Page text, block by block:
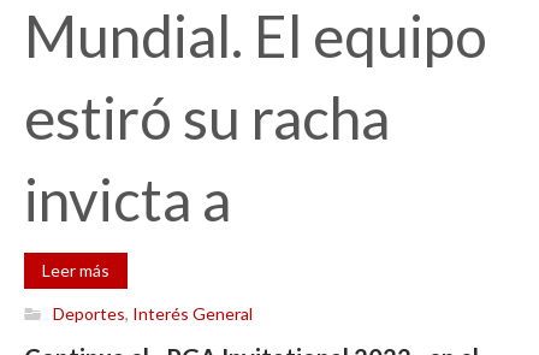
Mundial. El equipo
estiró su racha
invicta a
Leer más
Deportes, Interés General